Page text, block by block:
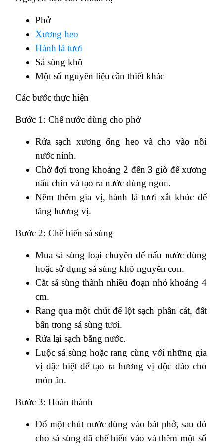
Phở
Xương heo
Hành lá tươi
Sá sùng khô
Một số nguyên liệu cần thiết khác
Các bước thực hiện
Bước 1: Chế nước dùng cho phở
Rửa sạch xương ống heo và cho vào nồi
nước ninh.
Chờ đợi trong khoảng 2 đến 3 giờ để xương
nấu chín và tạo ra nước dùng ngon.
Nêm thêm gia vị, hành lá tươi xắt khúc để
tăng hương vị.
Bước 2: Chế biến sá sùng
Mua sá sùng loại chuyên để nấu nước dùng
hoặc sử dụng sá sùng khô nguyên con.
Cắt sá sùng thành nhiều đoạn nhỏ khoảng 4
cm.
Rang qua một chút để lột sạch phần cát, đất
bẩn trong sá sùng tươi.
Rửa lại sạch bằng nước.
Luộc sá sùng hoặc rang cùng với những gia
vị đặc biệt để tạo ra hương vị độc đáo cho
món ăn.
Bước 3: Hoàn thành
Đổ một chút nước dùng vào bát phở, sau đó
cho sá sùng đã chế biến vào và thêm một số